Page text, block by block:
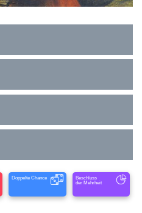
Doppelte Chance
Beschluss
der Mehrheit